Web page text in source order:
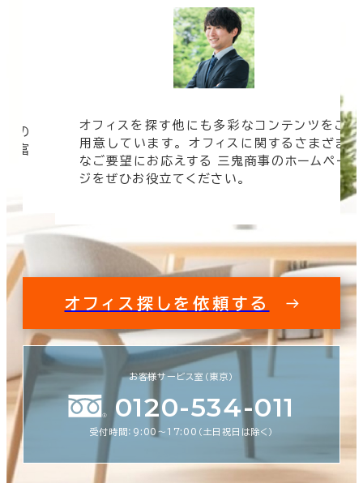
の
豊富
オフィスを探す他にも多彩なコンテンツをご
用意しています。 オフィスに関するさまざま
なご要望にお応えする 三鬼商事のホームペー
ジをぜひお役立てください。
オフィス探しを依頼する
お客様サービス室（東京）
0120-534-011
受付時間：9:00〜17:00（土日祝日は除く）